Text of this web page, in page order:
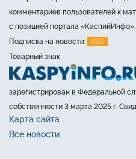
комментариев пользователей к
с позицией портала «КаспийИнфо».
Подписка на новости:
RSS
Товарный знак
зарегистрирован в Федеральной
собственности 3 марта 2025 г.
Карта сайта
Все новости